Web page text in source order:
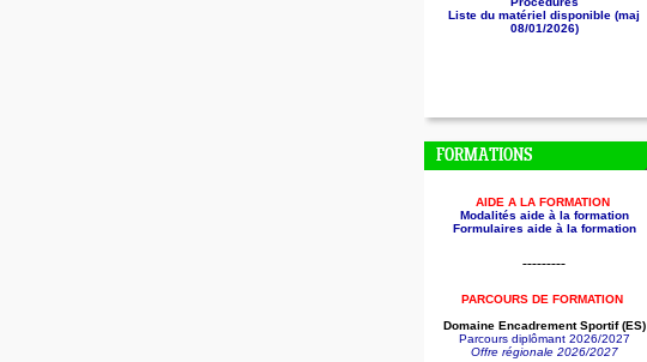
Liste du matériel disponible (maj
08/01/2026)
FORMATIONS
AIDE A LA FORMATION
Modalités aide à la formation
Formulaires aide à la formation
---------
PARCOURS DE FORMATION
Domaine Encadrement Sportif (ES)
Parcours diplômant 2026/2027
Offre régionale 2026/2027